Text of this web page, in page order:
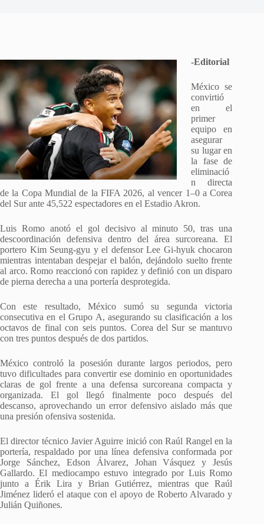
-Editorial
México se
convirtió
en el
primer
equipo en
asegurar
su lugar en
la fase de
eliminació
n directa
de la Copa Mundial de la FIFA 2026, al vencer 1–0 a Corea
del Sur ante 45,522 espectadores en el Estadio Akron.
Luis Romo anotó el gol decisivo al minuto 50, tras una
descoordinación defensiva dentro del área surcoreana. El
portero Kim Seung-gyu y el defensor Lee Gi-hyuk chocaron
mientras intentaban despejar el balón, dejándolo suelto frente
al arco. Romo reaccionó con rapidez y definió con un disparo
de pierna derecha a una portería desprotegida.
Con este resultado, México sumó su segunda victoria
consecutiva en el Grupo A, asegurando su clasificación a los
octavos de final con seis puntos. Corea del Sur se mantuvo
con tres puntos después de dos partidos.
México controló la posesión durante largos periodos, pero
tuvo dificultades para convertir ese dominio en oportunidades
claras de gol frente a una defensa surcoreana compacta y
organizada. El gol llegó finalmente poco después del
descanso, aprovechando un error defensivo aislado más que
una presión ofensiva sostenida.
El director técnico Javier Aguirre inició con Raúl Rangel en la
portería, respaldado por una línea defensiva conformada por
Jorge Sánchez, Edson Álvarez, Johan Vásquez y Jesús
Gallardo. El mediocampo estuvo integrado por Luis Romo
junto a Érik Lira y Brian Gutiérrez, mientras que Raúl
Jiménez lideró el ataque con el apoyo de Roberto Alvarado y
Julián Quiñones.